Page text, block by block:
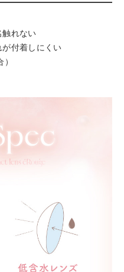
触れない
付着しにくい